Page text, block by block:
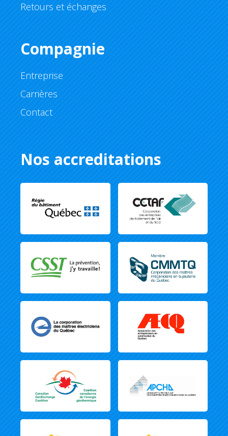
Retours et échanges
Compagnie
Entreprise
Carrières
Contact
Nos accreditations